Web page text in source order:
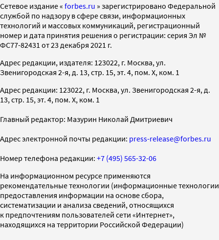
Cетевое издание « forbes.ru » зарегистрировано Федеральной
службой по надзору в сфере связи, информационных
технологий и массовых коммуникаций, регистрационный
номер и дата принятия решения о регистрации: серия Эл №
ФС77-82431 от 23 декабря 2021 г.
Адрес редакции, издателя: 123022, г. Москва, ул.
Звенигородская 2-я, д. 13, стр. 15, эт. 4, пом. X, ком. 1
Адрес редакции: 123022, г. Москва, ул. Звенигородская 2-я, д.
13, стр. 15, эт. 4, пом. X, ком. 1
Главный редактор: Мазурин Николай Дмитриевич
Адрес электронной почты редакции: press-release@forbes.ru
Номер телефона редакции: +7 (495) 565-32-06
На информационном ресурсе применяются
рекомендательные технологии (информационные технологии
предоставления информации на основе сбора,
систематизации и анализа сведений, относящихся
к предпочтениям пользователей сети «Интернет»,
находящихся на территории Российской Федерации)